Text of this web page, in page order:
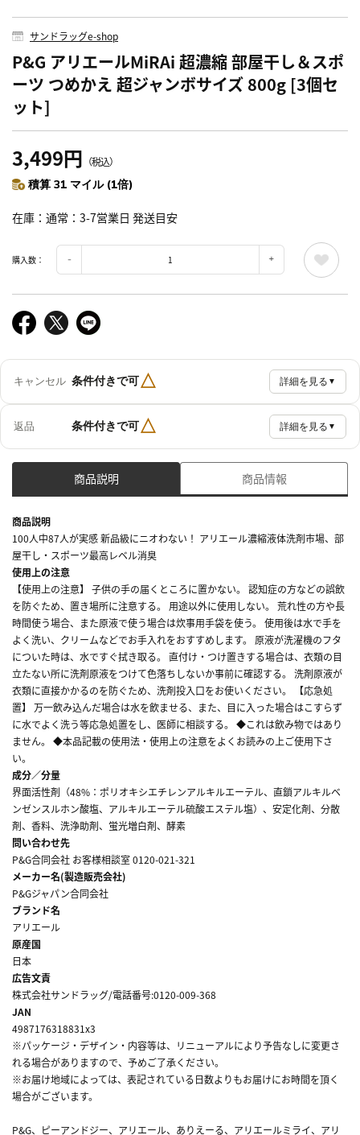
サンドラッグe-shop
P&G アリエールMiRAi 超濃縮 部屋干し＆スポ
ーツ つめかえ 超ジャンボサイズ 800g [3個セ
ット]
3,499円 （税込）
積算 31 マイル (1倍)
在庫 通常：3-7営業日 発送目安
購入数：
キャンセル 条件付きで可△ 詳細を見る ▼
返品 条件付きで可△ 詳細を見る ▼
商品説明 商品情報
商品説明
100人中87人が実感 新品級にニオわない！ アリエール濃縮液体洗剤市場、部
屋干し・スポーツ最高レベル消臭
使用上の注意
【使用上の注意】 子供の手の届くところに置かない。 認知症の方などの誤飲
を防ぐため、置き場所に注意する。 用途以外に使用しない。 荒れ性の方や長
時間使う場合、また原液で使う場合は炊事用手袋を使う。 使用後は水で手を
よく洗い、クリームなどでお手入れをおすすめします。 原液が洗濯機のフタ
についた時は、水ですぐ拭き取る。 直付け・つけ置きする場合は、衣類の目
立たない所に洗剤原液をつけて色落ちしないか事前に確認する。 洗剤原液が
衣類に直接かかるのを防ぐため、洗剤投入口をお使いください。 【応急処
置】 万一飲み込んだ場合は水を飲ませる、また、目に入った場合はこすらず
に水でよく洗う等応急処置をし、医師に相談する。 ◆これは飲み物ではあり
ません。 ◆本品記載の使用法・使用上の注意をよくお読みの上ご使用下さ
い。
成分／分量
界面活性剤（48%：ポリオキシエチレンアルキルエーテル、直鎖アルキルベ
ンゼンスルホン酸塩、アルキルエーテル硫酸エステル塩）、安定化剤、分散
剤、香料、洗浄助剤、蛍光増白剤、酵素
問い合わせ先
P&G合同会社 お客様相談室 0120-021-321
メーカー名(製造販売会社)
P&Gジャパン合同会社
ブランド名
アリエール
原産国
日本
広告文責
株式会社サンドラッグ/電話番号:0120-009-368
JAN
4987176318831x3
※パッケージ・デザイン・内容等は、リニューアルにより予告なしに変更さ
れる場合がありますので、予めご了承ください。
※お届け地域によっては、表記されている日数よりもお届けにお時間を頂く
場合がございます。
P&G、ピーアンドジー、アリエール、ありえーる、アリエールミライ、アリ